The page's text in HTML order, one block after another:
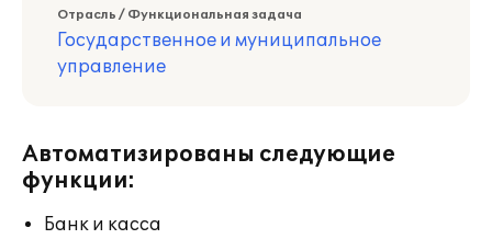
Отрасль / Функциональная задача
Государственное и муниципальное
управление
Автоматизированы следующие
функции:
Банк и касса